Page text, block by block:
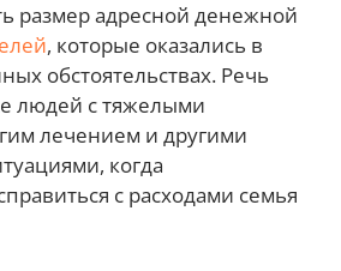
размер адресной денежной
, которые оказались в
обстоятельствах. Речь
людей с тяжелыми
лечением и другими
когда
с расходами семья